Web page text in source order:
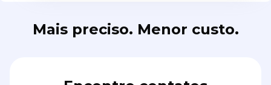
Mais preciso. Menor custo.